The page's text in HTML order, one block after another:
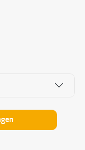
Wert